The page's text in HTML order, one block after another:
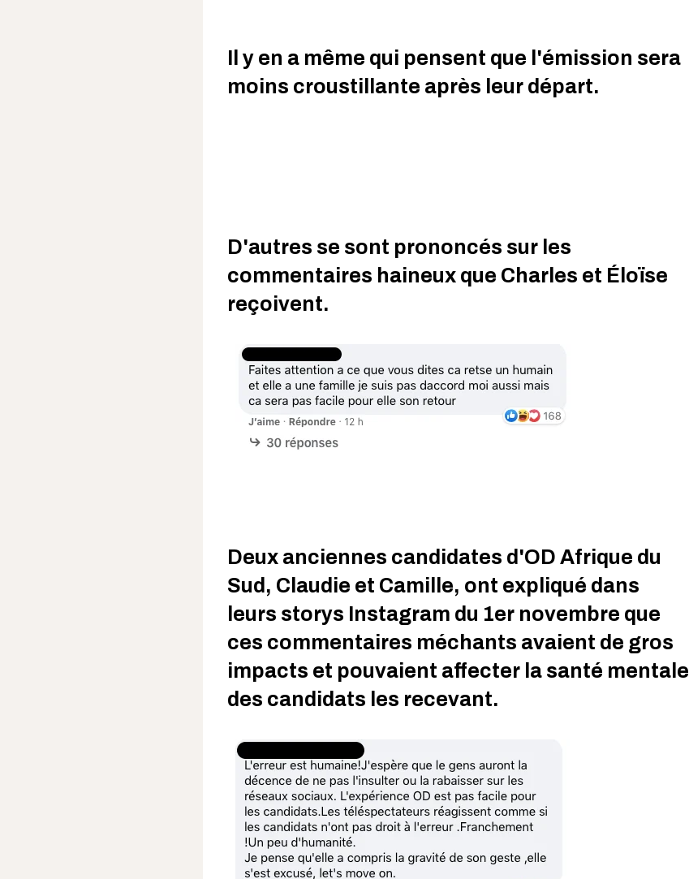
Il y en a même qui pensent que l'émission sera
moins croustillante après leur départ.
D'autres se sont prononcés sur les
commentaires haineux que Charles et Éloïse
reçoivent.
Deux anciennes candidates d'OD Afrique du
Sud, Claudie et Camille, ont expliqué dans
leurs storys Instagram du 1er novembre que
ces commentaires méchants avaient de gros
impacts et pouvaient affecter la santé mentale
des candidats les recevant.